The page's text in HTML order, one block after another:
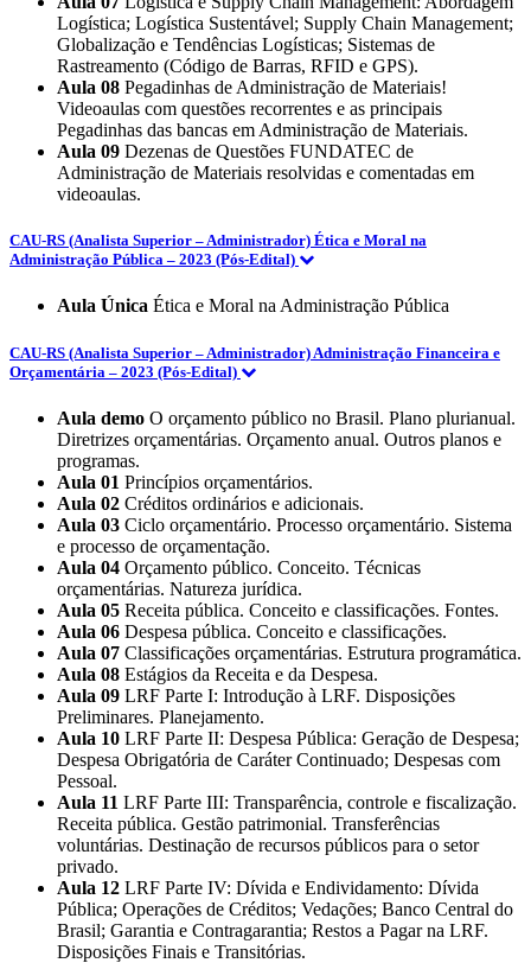
Logística; Logística Sustentável; Supply Chain Management;
Globalização e Tendências Logísticas; Sistemas de
Rastreamento (Código de Barras, RFID e GPS).
Aula 08 Pegadinhas de Administração de Materiais!
Videoaulas com questões recorrentes e as principais
Pegadinhas das bancas em Administração de Materiais.
Aula 09 Dezenas de Questões FUNDATEC de
Administração de Materiais resolvidas e comentadas em
videoaulas.
CAU-RS (Analista Superior – Administrador) Ética e Moral na
Administração Pública – 2023 (Pós-Edital)
Aula Única Ética e Moral na Administração Pública
CAU-RS (Analista Superior – Administrador) Administração Financeira e
Orçamentária – 2023 (Pós-Edital)
Aula demo O orçamento público no Brasil. Plano plurianual.
Diretrizes orçamentárias. Orçamento anual. Outros planos e
programas.
Aula 01 Princípios orçamentários.
Aula 02 Créditos ordinários e adicionais.
Aula 03 Ciclo orçamentário. Processo orçamentário. Sistema
e processo de orçamentação.
Aula 04 Orçamento público. Conceito. Técnicas
orçamentárias. Natureza jurídica.
Aula 05 Receita pública. Conceito e classificações. Fontes.
Aula 06 Despesa pública. Conceito e classificações.
Aula 07 Classificações orçamentárias. Estrutura programática.
Aula 08 Estágios da Receita e da Despesa.
Aula 09 LRF Parte I: Introdução à LRF. Disposições
Preliminares. Planejamento.
Aula 10 LRF Parte II: Despesa Pública: Geração de Despesa;
Despesa Obrigatória de Caráter Continuado; Despesas com
Pessoal.
Aula 11 LRF Parte III: Transparência, controle e fiscalização.
Receita pública. Gestão patrimonial. Transferências
voluntárias. Destinação de recursos públicos para o setor
privado.
Aula 12 LRF Parte IV: Dívida e Endividamento: Dívida
Pública; Operações de Créditos; Vedações; Banco Central do
Brasil; Garantia e Contragarantia; Restos a Pagar na LRF.
Disposições Finais e Transitórias.